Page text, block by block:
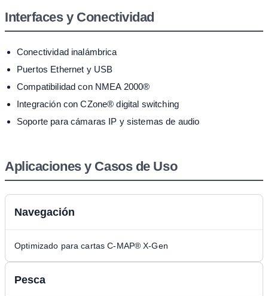
Interfaces y Conectividad
Conectividad inalámbrica
Puertos Ethernet y USB
Compatibilidad con NMEA 2000®
Integración con CZone® digital switching
Soporte para cámaras IP y sistemas de audio
Aplicaciones y Casos de Uso
Navegación
Optimizado para cartas C-MAP® X-Gen
Pesca